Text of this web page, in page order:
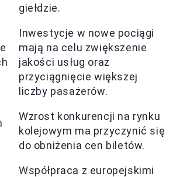
giełdzie.
Inwestycje w nowe pociągi
mają na celu zwiększenie
jakości usług oraz
przyciągnięcie większej
liczby pasażerów.
Wzrost konkurencji na rynku
kolejowym ma przyczynić się
do obniżenia cen biletów.
Współpraca z europejskimi